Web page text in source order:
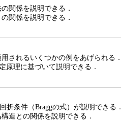
関係を説明できる．
関係を説明できる．
されるいくつかの例をあげられる．
原理に基づいて説明できる．
条件（Braggの式）が説明できる．
造との関係を説明できる．